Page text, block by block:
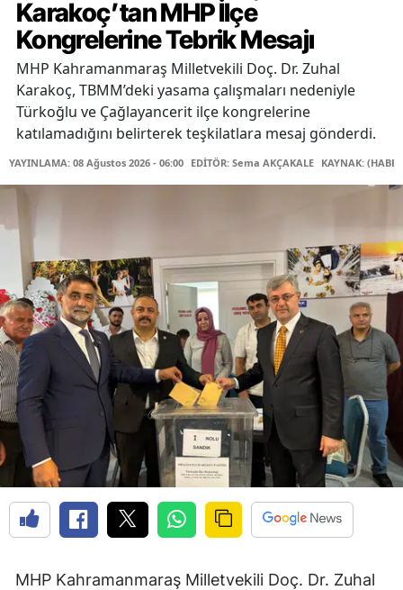
Karakoç’tan MHP İlçe
Kongrelerine Tebrik Mesajı
MHP Kahramanmaraş Milletvekili Doç. Dr. Zuhal
Karakoç, TBMM’deki yasama çalışmaları nedeniyle
Türkoğlu ve Çağlayancerit ilçe kongrelerine
katılamadığını belirterek teşkilatlara mesaj gönderdi.
YAYINLAMA: 08 Ağustos 2026 - 06:00 EDİTÖR: Sema AKÇAKALE KAYNAK:
MHP Kahramanmaraş Milletvekili Doç. Dr. Zuhal